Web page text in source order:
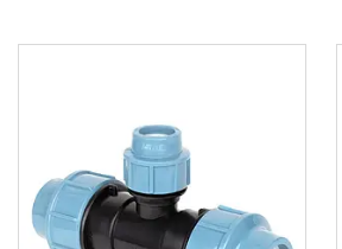
Душова програма
Аксесуари для ванної
кімнати
Запчастини та комплектуючі